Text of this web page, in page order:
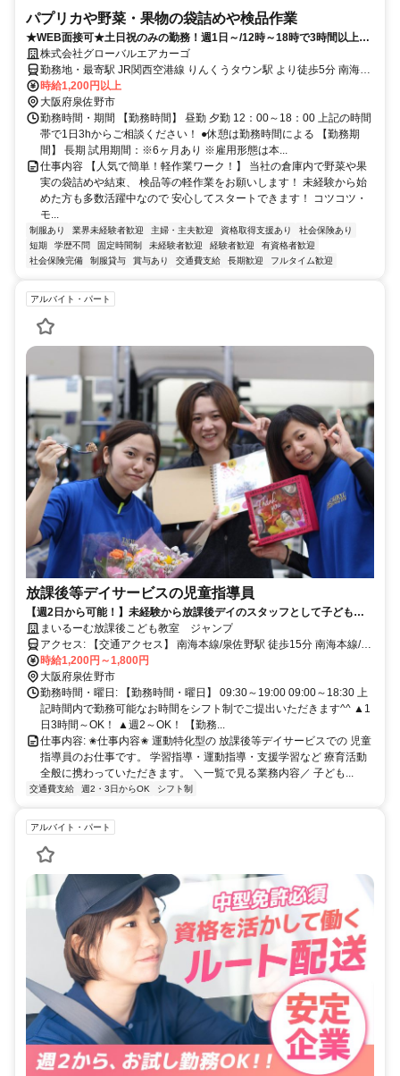
パプリカや野菜・果物の袋詰めや検品作業
★WEB面接可★土日祝のみの勤務！週1日～/12時～18時で3時間以上！
扶養内OK♪
株式会社グローバルエアカーゴ
勤務地・最寄駅 JR関西空港線 りんくうタウン駅 より徒歩5分 南海空
港線 りんくうタウン駅 より徒歩5分 JR関西空港線 関西空港駅 より車
で15分
時給1,200円以上
大阪府泉佐野市
勤務時間・期間 【勤務時間】 昼勤 夕勤 12：00～18：00 上記の時間
帯で1日3hからご相談ください！ ●休憩は勤務時間による 【勤務期
間】 長期 試用期間：※6ヶ月あり ※雇用形態は本...
仕事内容 【人気で簡単！軽作業ワーク！】 当社の倉庫内で野菜や果
実の袋詰めや結束、 検品等の軽作業をお願いします！ 未経験から始
めた方も多数活躍中なので 安心してスタートできます！ コツコツ・
モ...
制服あり 業界未経験者歓迎 主婦・主夫歓迎 資格取得支援あり
社会保険あり
短期
学歴不問 固定時間制 未経験者歓迎 経験者歓迎
有資格者歓迎
社会保険完備
制服貸与 賞与あり 交通費支給 長期歓迎 フルタイム歓迎
アルバイト・パート
放課後等デイサービスの児童指導員
【週2日から可能！】未経験から放課後デイのスタッフとして子どもた
ちと一緒に働ける環境です^^
まいるーむ放課後こども教室 ジャンプ
アクセス: 【交通アクセス】 南海本線/泉佐野駅 徒歩15分 南海本線/井
原里駅より徒歩15分
時給1,200円～1,800円
大阪府泉佐野市
勤務時間・曜日: 【勤務時間・曜日】 09:30～19:00 09:00～18:30 上
記時間内で勤務可能なお時間をシフト制でご提出いただきます^^ ▲1
日3時間～OK！ ▲週2～OK！ 【勤務...
仕事内容: ✬仕事内容✬ 運動特化型の 放課後等デイサービスでの 児童
指導員のお仕事です。 学習指導・運動指導・支援学習など 療育活動
全般に携わっていただきます。 ＼一覧で見る業務内容／ 子ども...
交通費支給 週2・3日からOK シフト制
アルバイト・パート